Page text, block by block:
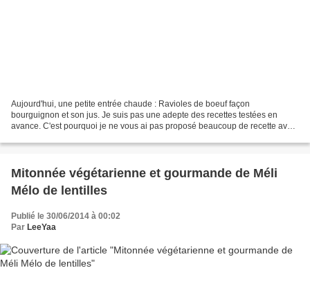
Aujourd'hui, une petite entrée chaude : Ravioles de boeuf façon
bourguignon et son jus. Je suis pas une adepte des recettes testées en
avance. C'est pourquoi je ne vous ai pas proposé beaucoup de recette avant
Mitonnée végétarienne et gourmande de Méli
Mélo de lentilles
Publié le 30/06/2014 à 00:02
Par LeeYaa